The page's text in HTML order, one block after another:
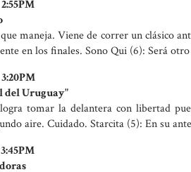
maneja. Viene de correr un clásico
en los finales. Sono Qui (6): Será
del Uruguay"
tomar la delantera con libertad
aire. Cuidado. Starcita (5): En su